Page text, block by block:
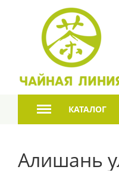
КАТАЛОГ
Алишань